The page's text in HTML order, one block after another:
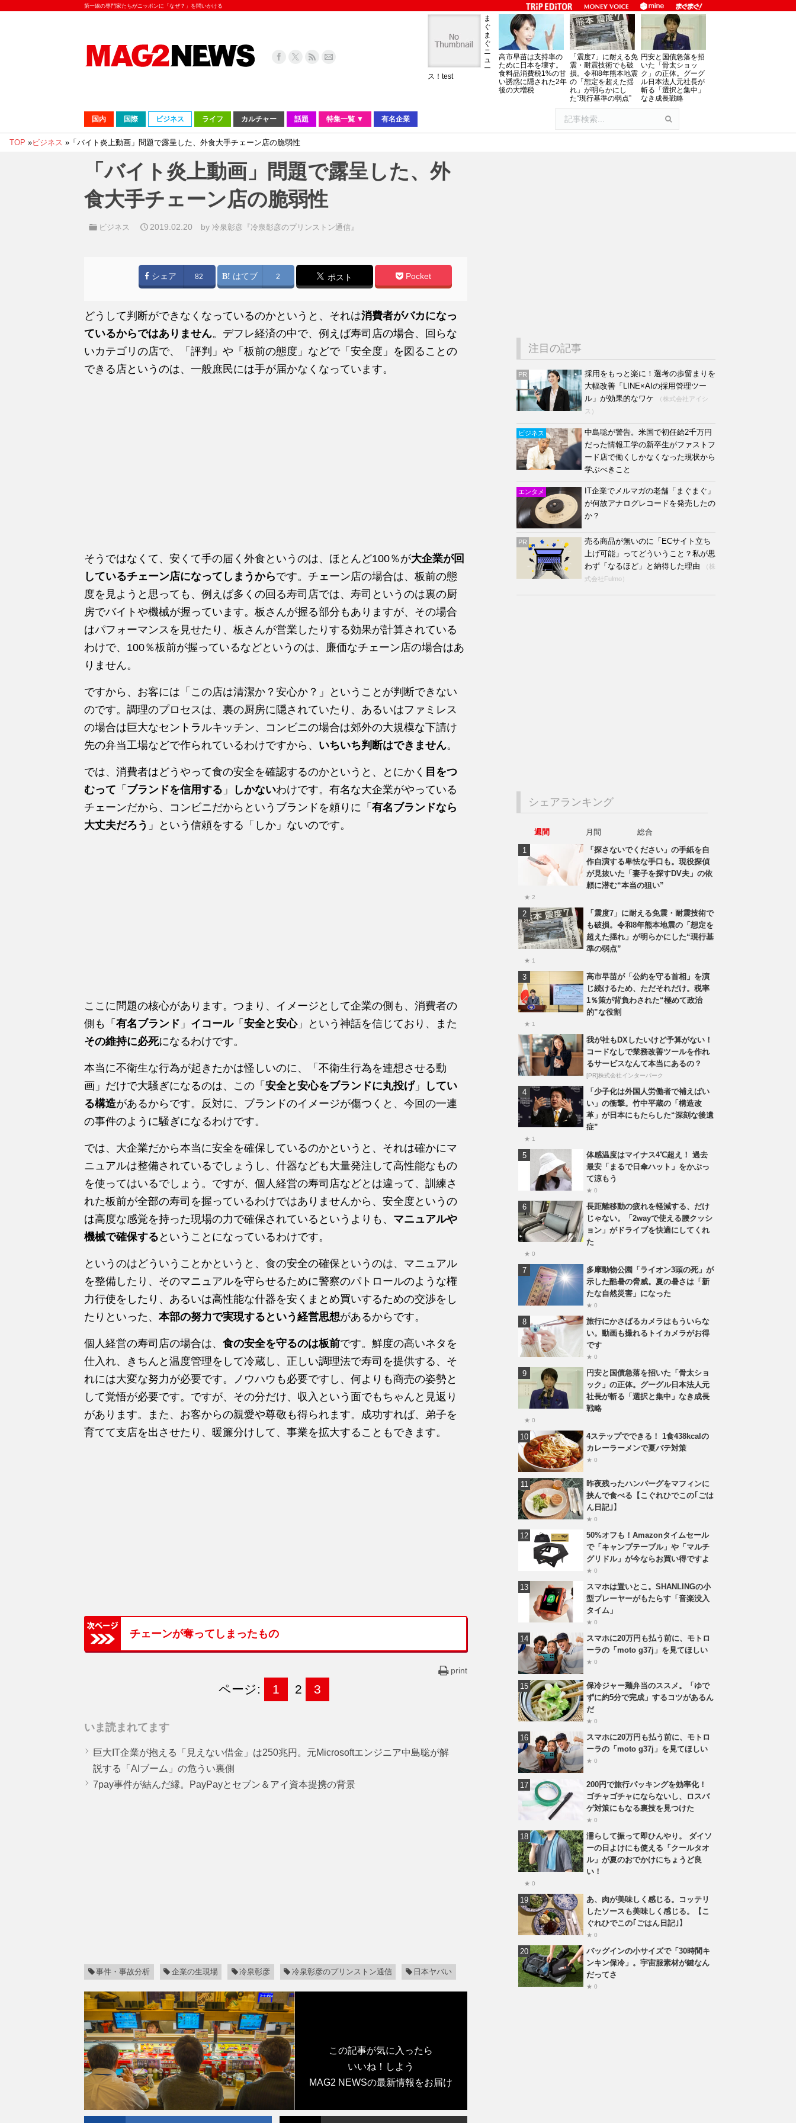
第一線の専門家たちがニッポンに「なぜ？」を問いかける
ま
ぐ
ま
ぐ
ニ
ュ
ー
ス！test
高市早苗は支持率の
ために日本を壊す。
食料品消費税1%の甘
い誘惑に隠された2年
後の大増税
「震度7」に耐える免
震・耐震技術でも破
損。令和8年熊本地震
の「想定を超えた揺
れ」が明らかにし
た“現行基準の弱点”
円安と国債急落を招
いた「骨太ショッ
ク」の正体。グーグ
ル日本法人元社長が
斬る「選択と集中」
なき成長戦略
国内 国際 ビジネス ライフ カルチャー 話題 特集一覧 ▼ 有名企業
TOP »ビジネス » 「バイト炎上動画」問題で露呈した、外食大手チェーン店の脆弱性
「バイト炎上動画」問題で露呈した、外
食大手チェーン店の脆弱性
ビジネス 2019.02.20 by冷泉彰彦『冷泉彰彦のプリンストン通信』
シェア 82 はてブ 2 ポスト Pocket
どうして判断ができなくなっているのかというと、それは消費者がバカになっ
ているからではありません。デフレ経済の中で、例えば寿司店の場合、回らな
いカテゴリの店で、「評判」や「板前の態度」などで「安全度」を図ることの
できる店というのは、一般庶民には手が届かなくなっています。
そうではなくて、安くて手の届く外食というのは、ほとんど100％が大企業が回
しているチェーン店になってしまうからです。チェーン店の場合は、板前の態
度を見ようと思っても、例えば多くの回る寿司店では、寿司というのは裏の厨
房でバイトや機械が握っています。板さんが握る部分もありますが、その場合
はパフォーマンスを見せたり、板さんが営業したりする効果が計算されている
わけで、100％板前が握っているなどというのは、廉価なチェーン店の場合はあ
りません。
ですから、お客には「この店は清潔か？安心か？」ということが判断できない
のです。調理のプロセスは、裏の厨房に隠されていたり、あるいはファミレス
の場合は巨大なセントラルキッチン、コンビニの場合は郊外の大規模な下請け
先の弁当工場などで作られているわけですから、 いちいち判断はできません。
では、消費者はどうやって食の安全を確認するのかというと、とにかく 目をつ
むって 「 ブランドを信用する 」 しかないわけです。有名な大企業がやっている
チェーンだから、コンビニだからというブランドを頼りに「 有名ブランドなら
大丈夫だろう 」という信頼をする「しか」ないのです。
ここに問題の核心があります。つまり、イメージとして企業の側も、消費者の
側も「 有名ブランド 」 イコール「 安全と安心」という神話を信じており、また
その維持に必死になるわけです。
本当に不衛生な行為が起きたかは怪しいのに、「不衛生行為を連想させる動
画」だけで大騒ぎになるのは、この「 安全と安心をブランドに丸投げ」
してい
る構造があるからです。反対に、ブランドのイメージが傷つくと、今回の一連
の事件のように騒ぎになるわけです。
では、大企業だから本当に安全を確保しているのかというと、それは確かにマ
ニュアルは整備されているでしょうし、什器なども大量発注して高性能なもの
を使ってはいるでしょう。ですが、個人経営の寿司店などとは違って、訓練さ
れた板前が全部の寿司を握っているわけではありませんから、安全度というの
は高度な感覚を持った現場の力で確保されているというよりも、 マニュアルや
機械で確保する ということになっているわけです。
というのはどういうことかというと、食の安全の確保というのは、マニュアル
を整備したり、そのマニュアルを守らせるために警察のパトロールのような権
力行使をしたり、あるいは高性能な什器を安くまとめ買いするための交渉をし
たりといった、 本部の努力で実現するという経営思想があるからです。
個人経営の寿司店の場合は、 食の安全を守るのは板前です。鮮度の高いネタを
仕入れ、きちんと温度管理をして冷蔵し、正しい調理法で寿司を提供する、そ
れには大変な努力が必要です。ノウハウも必要ですし、何よりも商売の姿勢と
して覚悟が必要です。ですが、その分だけ、収入という面でもちゃんと見返り
があります。また、お客からの親愛や尊敬も得られます。成功すれば、弟子を
育てて支店を出させたり、暖簾分けして、事業を拡大することもできます。
チェーンが奪ってしまったもの
print
ページ: 1 2 3
いま読まれてます
巨大IT企業が抱える「見えない借金」は250兆円。元Microsoftエンジニア中島聡が解
説する「AIブーム」の危うい裏側
7pay事件が結んだ縁。PayPayとセブン＆アイ資本提携の背景
事件・事故分析 企業の生現場 冷泉彰彦 冷泉彰彦のプリンストン通信 日本ヤバい
この記事が気に入ったら
いいね！しよう
MAG2 NEWSの最新情報をお届け
注目の記事
PR
採用をもっと楽に！選考の歩留まりを
大幅改善「LINE×AIの採用管理ツー
ル」が効果的なワケ
（株式会社アイシ
ス）
ビジネス
中島聡が警告。米国で初任給2千万円
だった情報工学の新卒生がファストフ
ード店で働くしかなくなった現状から
学ぶべきこと
エンタメ
IT企業でメルマガの老舗「まぐまぐ」
が何故アナログレコードを発売したの
か？
PR
売る商品が無いのに「ECサイト立ち
上げ可能」ってどういうこと？私が思
わず「なるほど」と納得した理由
（株
式会社Fulmo）
シェアランキング
週間 月間
総合
「探さないでください」の手紙を自
作自演する卑怯な手口も。現役探偵
が見抜いた「妻子を探すDV夫」の依
頼に潜む“本当の狙い”
★ 2
「震度7」に耐える免震・耐震技術で
も破損。令和8年熊本地震の「想定を
超えた揺れ」が明らかにした“現行基
準の弱点”
★ 1
高市早苗が「公約を守る首相」を演
じ続けるため、ただそれだけ。税率
1％策が背負わされた“極めて政治
的”な役割
★ 1
我が社もDXしたいけど予算がない！
コードなしで業務改善ツールを作れ
るサービスなんて本当にあるの？
[PR]株式会社インターパーク
「少子化は外国人労働者で補えばい
い」の衝撃。竹中平蔵の「構造改
革」が日本にもたらした“深刻な後遺
症”
★ 1
体感温度はマイナス4℃超え！ 過去
最安「まるで日傘ハット」をかぶっ
て涼もう
★ 0
長距離移動の疲れを軽減する、だけ
じゃない。「2wayで使える腰クッシ
ョン」がドライブを快適にしてくれ
た
★ 0
多摩動物公園「ライオン3頭の死」が
示した酷暑の脅威。夏の暑さは「新
たな自然災害」になった
★ 0
旅行にかさばるカメラはもういらな
い。動画も撮れるトイカメラがお得
です
★ 0
円安と国債急落を招いた「骨太ショ
ック」の正体。グーグル日本法人元
社長が斬る「選択と集中」なき成長
戦略
★ 0
4ステップでできる！ 1食438kcalの
カレーラーメンで夏バテ対策
★ 0
昨夜残ったハンバーグをマフィンに
挟んで食べる【こぐれひでこの｢ごは
ん日記｣】
★ 0
50%オフも！Amazonタイムセール
で「キャンプテーブル」や「マルチ
グリドル」が今ならお買い得ですよ
★ 0
スマホは置いとこ。SHANLINGの小
型プレーヤーがもたらす「音楽没入
タイム」
★ 0
スマホに20万円も払う前に、モトロ
ーラの「moto g37j」を見てほしい
★ 0
保冷ジャー麺弁当のススメ。「ゆで
ずに約5分で完成」するコツがあるん
だ
★ 0
スマホに20万円も払う前に、モトロ
ーラの「moto g37j」を見てほしい
★ 0
200円で旅行パッキングを効率化！
ゴチャゴチャにならないし、ロスバ
ゲ対策にもなる裏技を見つけた
★ 0
濡らして振って即ひんやり。 ダイソ
ーの日よけにも使える「クールタオ
ル」が夏のおでかけにちょうど良
い！
★ 0
あ、肉が美味しく感じる。コッテリ
したソースも美味しく感じる。【こ
ぐれひでこの｢ごはん日記｣】
★ 0
バッグインの小サイズで「30時間キ
ンキン保冷」。宇宙服素材が鍵なん
だってさ
★ 0